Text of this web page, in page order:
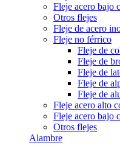
Fleje acero bajo
Otros flejes
Fleje de acero
Fleje no férrico
Fleje de
Fleje de
Fleje de
Fleje de
Fleje de
Fleje acero alto
Fleje acero bajo
Otros flejes
Alambre